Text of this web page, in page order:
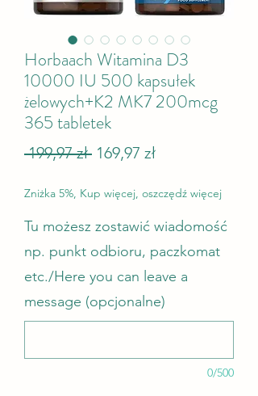
Horbaach Witamina D3
10000 IU 500 kapsułek
żelowych+K2 MK7 200mcg
365 tabletek
199,97 zł Regularna cena
169,97 złCena Rabatowa
Zniżka 5%, Kup więcej, oszczędź więcej
Tu możesz zostawić wiadomość
np. punkt odbioru, paczkomat
etc./Here you can leave a
message (opcjonalne)
0/500